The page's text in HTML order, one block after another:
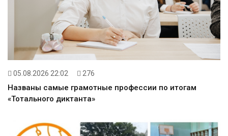
05.08.2026 22:02 276
Названы самые грамотные профессии по итогам
«Тотального диктанта»